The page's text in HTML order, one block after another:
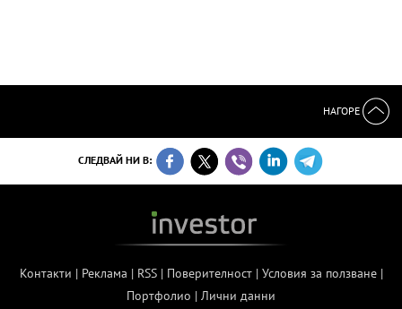
НАГОРЕ
СЛЕДВАЙ НИ В:
Контакти | Реклама | RSS| Поверителност| Условия за ползване|
Портфолио | Лични данни